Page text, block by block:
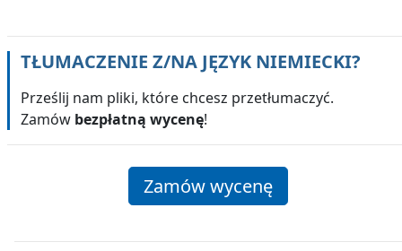
TŁUMACZENIE Z/NA JĘZYK NIEMIECKI?
Prześlij nam pliki, które chcesz przetłumaczyć.
Zamów bezpłatną wycenę!
Zamów wycenę